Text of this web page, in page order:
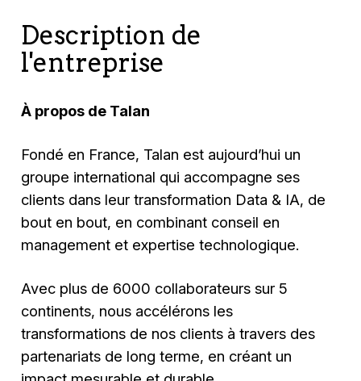
Description de
l'entreprise
À propos de Talan
Fondé en France, Talan est aujourd’hui un
groupe international qui accompagne ses
clients dans leur transformation Data & IA, de
bout en bout, en combinant conseil en
management et expertise technologique.
Avec plus de 6000 collaborateurs sur 5
continents, nous accélérons les
transformations de nos clients à travers des
partenariats de long terme, en créant un